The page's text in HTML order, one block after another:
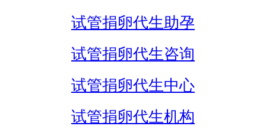
试管捐卵代生助孕
试管捐卵代生咨询
试管捐卵代生中心
试管捐卵代生机构